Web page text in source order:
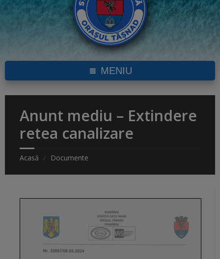
MENIU
Anunt mediu – Extindere
retea canalizare
Acasă Documente